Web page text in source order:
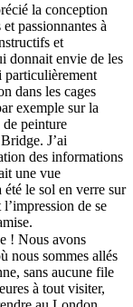
la conception
passionnantes à
et
donnait envie de les
particulièrement
dans les cages
exemple sur la
peinture
J’ai
des informations
une vue
le sol en verre sur
de se
! Nous avons
nous sommes allés
sans aucune file
à tout visiter,